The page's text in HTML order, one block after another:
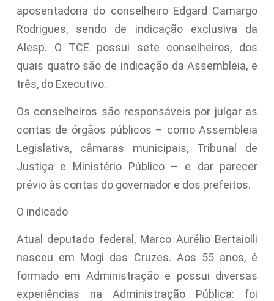
aposentadoria do conselheiro Edgard Camargo
Rodrigues, sendo de indicação exclusiva da
Alesp. O TCE possui sete conselheiros, dos
quais quatro são de indicação da Assembleia, e
três, do Executivo.
Os conselheiros são responsáveis por julgar as
contas de órgãos públicos – como Assembleia
Legislativa, câmaras municipais, Tribunal de
Justiça e Ministério Público – e dar parecer
prévio às contas do governador e dos prefeitos.
O indicado
Atual deputado federal, Marco Aurélio Bertaiolli
nasceu em Mogi das Cruzes. Aos 55 anos, é
formado em Administração e possui diversas
experiências na Administração Pública: foi